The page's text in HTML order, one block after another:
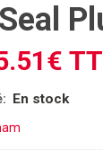
Seal
En stock